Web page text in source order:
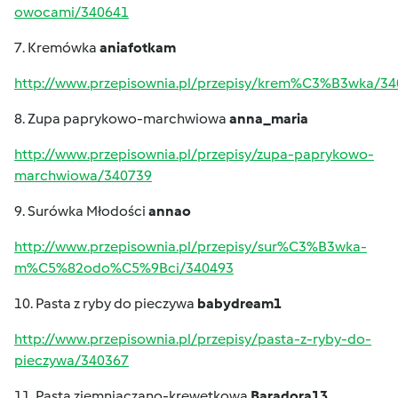
owocami/340641
7. Kremówka aniafotkam
http://www.przepisownia.pl/przepisy/krem%C3%B3wka/
8. Zupa paprykowo-marchwiowa anna_maria
http://www.przepisownia.pl/przepisy/zupa-paprykowo-
marchwiowa/340739
9. Surówka Młodości annao
http://www.przepisownia.pl/przepisy/sur%C3%B3wka-
m%C5%82odo%C5%9Bci/340493
10. Pasta z ryby do pieczywa babydream1
http://www.przepisownia.pl/przepisy/pasta-z-ryby-do-
pieczywa/340367